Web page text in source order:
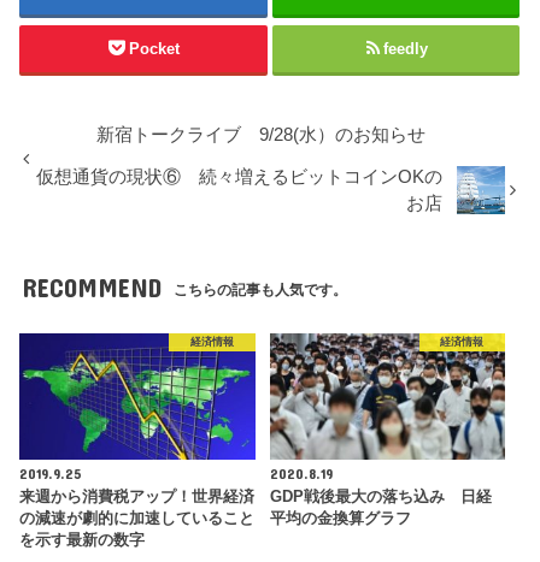
Pocket feedly
新宿トークライブ 9/28(水）のお知らせ
仮想通貨の現状⑥ 続々増えるビットコインOKの
お店
RECOMMEND こちらの記事も人気です。
経済情報
2019.9.25
来週から消費税アップ！世界経済
の減速が劇的に加速していること
を示す最新の数字
経済情報
2020.8.19
GDP戦後最大の落ち込み 日経
平均の金換算グラフ